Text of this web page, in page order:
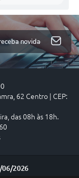
62 Centro | CEP:
das 08h às 18h.
06/2026